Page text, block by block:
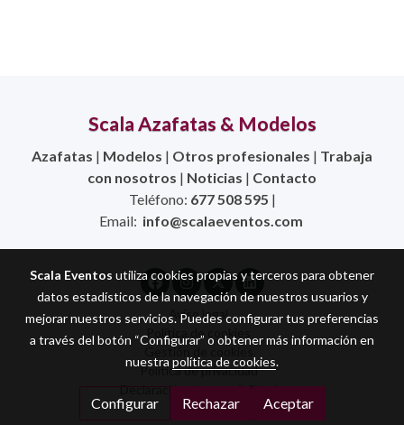
Scala Azafatas & Modelos
Azafatas | Modelos | Otros profesionales | Trabaja
con nosotros | Noticias | Contacto
Teléfono: 677 508 595 |
Email: info@scalaeventos.com
Aviso legal
Política de cookies
Gestión de cookies
Política de privacidad
Declaración de accesibilidad
Scala Eventos utiliza cookies propias y terceros para obtener
datos estadísticos de la navegación de nuestros usuarios y
mejorar nuestros servicios. Puedes configurar tus preferencias
a través del botón “Configurar” o obtener más información en
nuestra política de cookies.
Configurar Rechazar Aceptar